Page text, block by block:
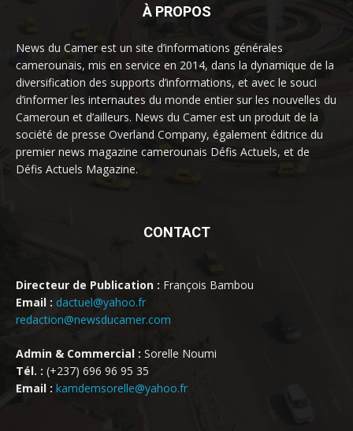
À PROPOS
News du Camer est un site d’informations générales
camerounais, mis en service en 2014, dans la dynamique de la
diversification des supports d’informations, et avec le souci
d’informer les internautes du monde entier sur les nouvelles du
Cameroun et d’ailleurs. News du Camer est un produit de la
société de presse Overland Company, également éditrice du
premier news magazine camerounais Défis Actuels, et de
Défis Actuels Magazine.
CONTACT
Directeur de Publication : François Bambou
Email : dactuel@yahoo.fr
redaction@newsducamer.com
Admin & Commercial : Sorelle Noumi
Tél. : (+237) 696 96 95 35
Email : kamdemsorelle@yahoo.fr